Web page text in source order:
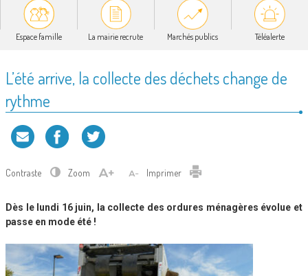
Espace famille La mairie recrute Marchés publics Téléalerte
L’été arrive, la collecte des déchets change de
rythme
Contraste Zoom Imprimer
Dès le lundi 16 juin, la collecte des ordures ménagères évolue et
passe en mode été !